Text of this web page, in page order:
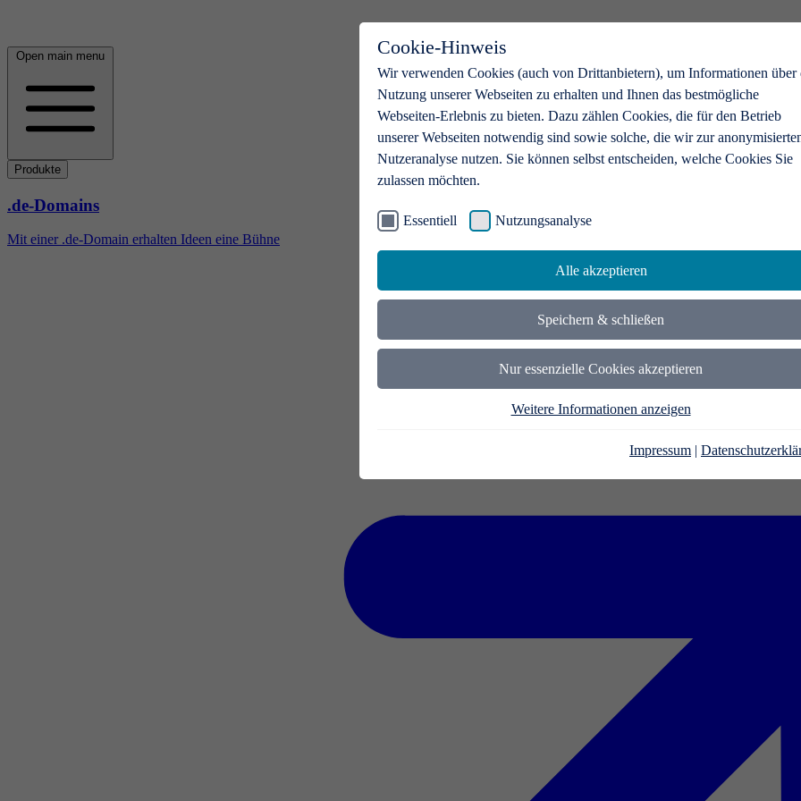
Cookie-Hinweis
Wir verwenden Cookies (auch von Drittanbietern), um Informationen über
Nutzung unserer Webseiten zu erhalten und Ihnen das bestmögliche
Webseiten-Erlebnis zu bieten. Dazu zählen Cookies, die für den Betrieb
unserer Webseiten notwendig sind sowie solche, die wir zur
Nutzeranalyse nutzen. Sie können selbst entscheiden, welche Cookies Sie
zulassen möchten.
Essentiell Nutzungsanalyse
Alle akzeptieren
Speichern & schließen
Nur essenzielle Cookies akzeptieren
Weitere Informationen anzeigen
Impressum |
Open main menu
Produkte
.de-Domains
Mit einer .de-Domain erhalten Ideen eine Bühne